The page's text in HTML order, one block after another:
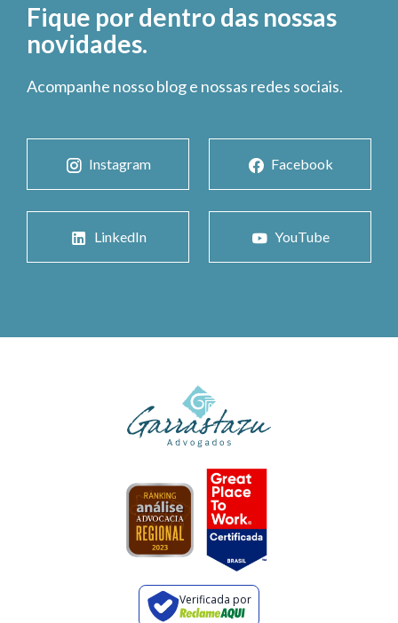
Fique por dentro das nossas
novidades.
Acompanhe nosso blog e nossas redes sociais.
Instagram Facebook
LinkedIn YouTube
Verificada por